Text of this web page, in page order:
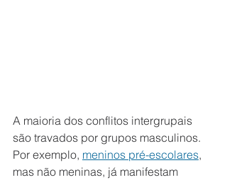
A maioria dos conflitos intergrupais
são travados por grupos masculinos.
Por exemplo, meninos pré-escolares,
mas não meninas, já manifestam